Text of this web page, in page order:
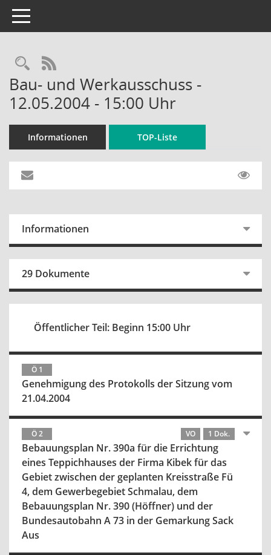
Toggle navigation
Rechercheauswahl
RSS-Feed
Bau- und Werkausschuss -
12.05.2004 - 15:00 Uhr
Informationen TOP-Liste
Informationen
29 Dokumente
Öffentlicher Teil: Beginn 15:00 Uhr
Ö 1
Genehmigung des Protokolls der Sitzung vom
21.04.2004
Ö 2 VO 1 Dok.
Bebauungsplan Nr. 390a für die Errichtung
eines Teppichhauses der Firma Kibek für das
Gebiet zwischen der geplanten Kreisstraße Fü
4, dem Gewerbegebiet Schmalau, dem
Bebauungsplan Nr. 390 (Höffner) und der
Bundesautobahn A 73 in der Gemarkung Sack
Aus